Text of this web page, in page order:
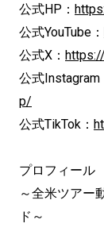
公式HP：
公式YouTube：
公式X：
公式Instagram
p/
公式TikTok：
プロフィール
～全米ツアー
ド～